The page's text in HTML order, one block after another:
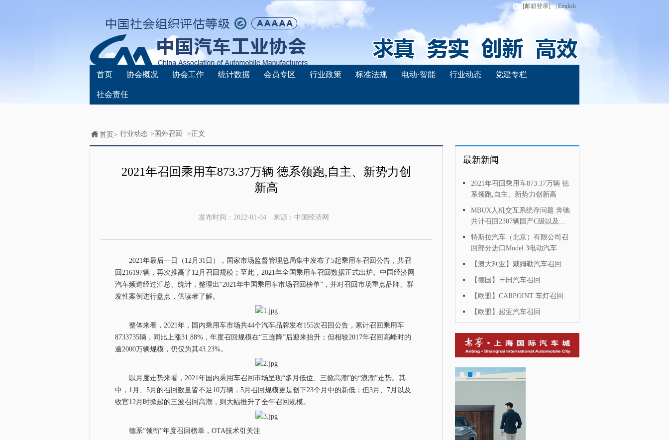
[邮箱登录] | English
首页 协会概况 协会工作 统计数据 会员专区 行业政策 标准法规 电动·智能 行业动态 党建专栏
社会责任
首页> 行业动态 > 国外召回 >正文
2021年召回乘用车873.37万辆 德系领跑,自主、新势力创
新高
发布时间： 2022-01-04 来源： 中国经济网
2021年最后一日（12月31日），国家市场监督管理总局集中发布了5起乘用车召回公告，共召
回216197辆，再次推高了12月召回规模；至此，2021年全国乘用车召回数据正式出炉。中国经济网
汽车频道经过汇总、统计，整理出“2021年中国乘用车市场召回榜单”，并对召回市场重点品牌、群
发性案例进行盘点，供读者了解。
整体来看，2021年，国内乘用车市场共44个汽车品牌发布155次召回公告，累计召回乘用车
8733735辆，同比上涨31.88%，年度召回规模在“三连降”后迎来抬升；但相较2017年召回高峰时的
逾2000万辆规模，仍仅为其43.23%。
以月度走势来看，2021年国内乘用车召回市场呈现“多月低位、三掀高潮”的“浪潮”走势。其
中，1月、5月的召回数量皆不足10万辆，5月召回规模更是创下23个月中的新低；但3月、7月以及
收官12月时掀起的三波召回高潮，则大幅推升了全年召回规模。
德系“领衔”年度召回榜单，OTA技术引关注
最新新闻
2021年召回乘用车873.37万辆 德
系领跑,自主、新势力创新高
MBUX人机交互系统存问题 奔驰
共计召回2307辆国产C级以及进
口S级
特斯拉汽车（北京）有限公司召
回部分进口Model 3电动汽车
【澳大利亚】戴姆勒汽车召回
【德国】丰田汽车召回
【欧盟】CARPOINT 车灯召回
【欧盟】起亚汽车召回